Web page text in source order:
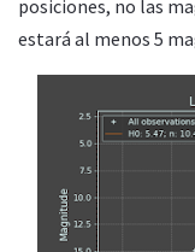
posiciones, no las
estará al menos 5